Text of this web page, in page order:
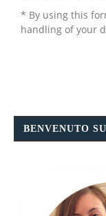
* By using this
handling of your
BENVENUTO